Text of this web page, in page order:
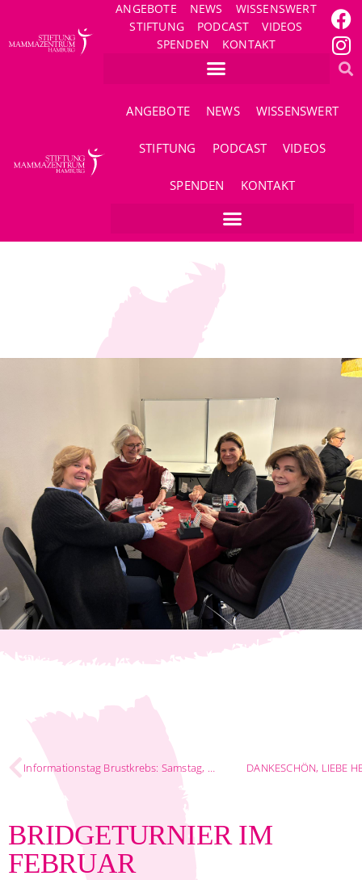
ANGEBOTE NEWS
WISSENSWERT
STIFTUNG
PODCAST
VIDEOS
SPENDEN
KONTAKT
ANGEBOTE NEWS WISSENSWERT
STIFTUNG PODCAST VIDEOS
SPENDEN KONTAKT
Informationstag Brustkrebs: Samstag, 7.2.2026 DANKESCHÖN, LIEBE
BRIDGETURNIER IM
FEBRUAR